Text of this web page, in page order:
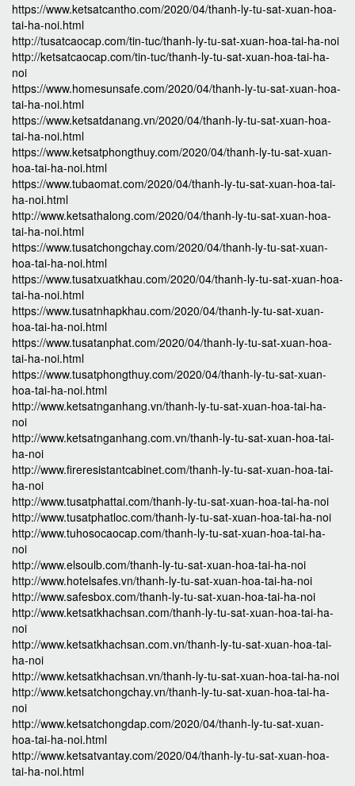
https://www.ketsatcantho.com/2020/04/thanh-ly-tu-sat-xuan-hoa-
tai-ha-noi.html
http://tusatcaocap.com/tin-tuc/thanh-ly-tu-sat-xuan-hoa-tai-ha-noi
http://ketsatcaocap.com/tin-tuc/thanh-ly-tu-sat-xuan-hoa-tai-ha-
noi
https://www.homesunsafe.com/2020/04/thanh-ly-tu-sat-xuan-hoa-
tai-ha-noi.html
https://www.ketsatdanang.vn/2020/04/thanh-ly-tu-sat-xuan-hoa-
tai-ha-noi.html
https://www.ketsatphongthuy.com/2020/04/thanh-ly-tu-sat-xuan-
hoa-tai-ha-noi.html
https://www.tubaomat.com/2020/04/thanh-ly-tu-sat-xuan-hoa-tai-
ha-noi.html
http://www.ketsathalong.com/2020/04/thanh-ly-tu-sat-xuan-hoa-
tai-ha-noi.html
https://www.tusatchongchay.com/2020/04/thanh-ly-tu-sat-xuan-
hoa-tai-ha-noi.html
https://www.tusatxuatkhau.com/2020/04/thanh-ly-tu-sat-xuan-hoa-
tai-ha-noi.html
https://www.tusatnhapkhau.com/2020/04/thanh-ly-tu-sat-xuan-
hoa-tai-ha-noi.html
https://www.tusatanphat.com/2020/04/thanh-ly-tu-sat-xuan-hoa-
tai-ha-noi.html
https://www.tusatphongthuy.com/2020/04/thanh-ly-tu-sat-xuan-
hoa-tai-ha-noi.html
http://www.ketsatnganhang.vn/thanh-ly-tu-sat-xuan-hoa-tai-ha-
noi
http://www.ketsatnganhang.com.vn/thanh-ly-tu-sat-xuan-hoa-tai-
ha-noi
http://www.fireresistantcabinet.com/thanh-ly-tu-sat-xuan-hoa-tai-
ha-noi
http://www.tusatphattai.com/thanh-ly-tu-sat-xuan-hoa-tai-ha-noi
http://www.tusatphatloc.com/thanh-ly-tu-sat-xuan-hoa-tai-ha-noi
http://www.tuhosocaocap.com/thanh-ly-tu-sat-xuan-hoa-tai-ha-
noi
http://www.elsoulb.com/thanh-ly-tu-sat-xuan-hoa-tai-ha-noi
http://www.hotelsafes.vn/thanh-ly-tu-sat-xuan-hoa-tai-ha-noi
http://www.safesbox.com/thanh-ly-tu-sat-xuan-hoa-tai-ha-noi
http://www.ketsatkhachsan.com/thanh-ly-tu-sat-xuan-hoa-tai-ha-
noi
http://www.ketsatkhachsan.com.vn/thanh-ly-tu-sat-xuan-hoa-tai-
ha-noi
http://www.ketsatkhachsan.vn/thanh-ly-tu-sat-xuan-hoa-tai-ha-noi
http://www.ketsatchongchay.vn/thanh-ly-tu-sat-xuan-hoa-tai-ha-
noi
http://www.ketsatchongdap.com/2020/04/thanh-ly-tu-sat-xuan-
hoa-tai-ha-noi.html
http://www.ketsatvantay.com/2020/04/thanh-ly-tu-sat-xuan-hoa-
tai-ha-noi.html